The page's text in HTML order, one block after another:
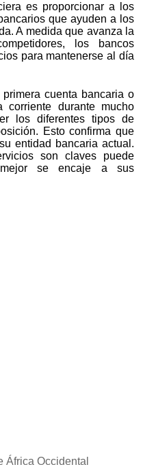
es proporcionar a los
que ayuden a los
A medida que avanza la
los bancos
para mantenerse al día
cuenta bancaria o
corriente durante mucho
los diferentes tipos de
Esto confirma que
entidad bancaria actual.
son claves puede
se encaje a sus
África Occidental